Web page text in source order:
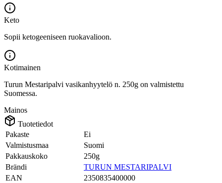
Keto
Sopii ketogeeniseen ruokavalioon.
Kotimainen
Turun Mestaripalvi vasikanhyytelö n. 250g on valmistettu
Suomessa.
Mainos
Tuotetiedot
Pakaste
Ei
Valmistusmaa
Suomi
Pakkauskoko
250g
Brändi
TURUN MESTARIPALVI
EAN
2350835400000